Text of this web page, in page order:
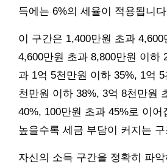
득에는 6%의 세율이 적용됩니
이 구간은 1,400만원 초과 4,600
4,600만원 초과 8,800만원 이하
과 1억 5천만원 이하 35%, 1억
천만원 이하 38%, 3억 8천만원
40%, 100만원 초과 45%로 이어
높을수록 세금 부담이 커지는
자신의 소득 구간을 정확히 파